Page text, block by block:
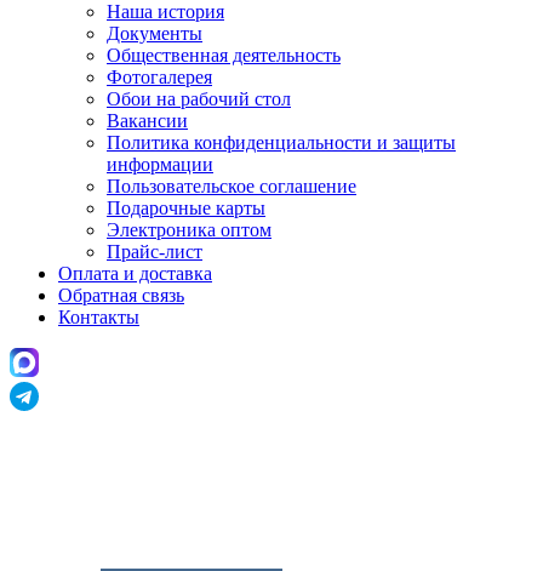
Наша история
Документы
Общественная деятельность
Фотогалерея
Обои на рабочий стол
Вакансии
Политика конфиденциальности и защиты
информации
Пользовательскоe соглашение
Подарочные карты
Электроника оптом
Прайс-лист
Оплата и доставка
Обратная связь
Контакты